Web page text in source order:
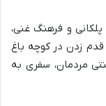
پلکانی و فرهنگ غنی،
قدم زدن در کوچه باغ
مردمان، سفری به